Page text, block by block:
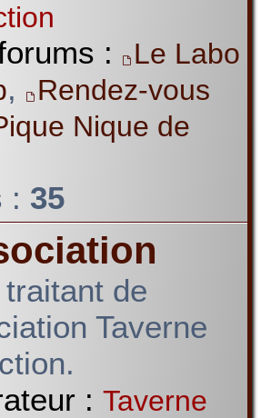
:
Le Labo
,
Rendez-vous
Nique de
: 35
de
Taverne
: Taverne